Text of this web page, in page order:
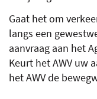
Gaat het om
langs een
aanvraag aan het
Keurt het AWV uw
het AWV de